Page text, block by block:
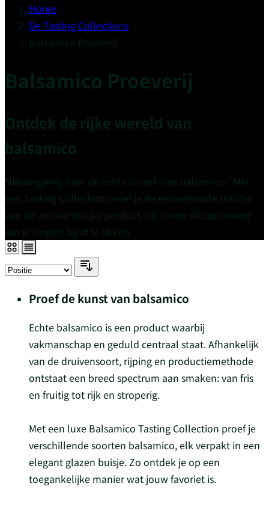
Home
De Tasting Collections
Balsamico Proeverij
Balsamico Proeverij
Ontdek de rijke wereld van
balsamico
Nieuwsgierig naar de echte smaak van balsamico? Met
een Tasting Collection proef je de eeuwenoude traditie
van dit ambachtelijke product. Dit is een thuisproeverij
om je vingers bij af te likken.
Proef de kunst van balsamico
Echte balsamico is een product waarbij
vakmanschap en geduld centraal staat. Afhankelijk
van de druivensoort, rijping en productiemethode
ontstaat een breed spectrum aan smaken: van fris
en fruitig tot rijk en stroperig.
Met een luxe Balsamico Tasting Collection proef je
verschillende soorten balsamico, elk verpakt in een
elegant glazen buisje. Zo ontdek je op een
toegankelijke manier wat jouw favoriet is.